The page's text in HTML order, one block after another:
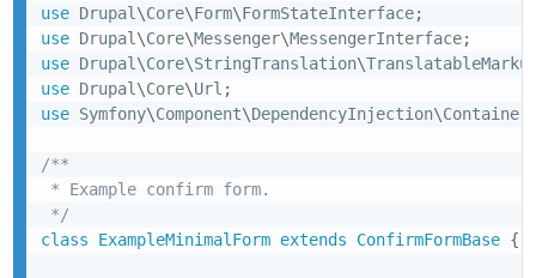
use Drupal \Core\Form\FormStateInterface;
use Drupal \Core\Messenger\MessengerInterface;
use Drupal \Core\StringTranslation\
use Drupal \Core\Url ;
use Symfony\Component\DependencyInjection\
/**
* Example confirm form.
*/
class
ExampleMinimalForm extends ConfirmFormBase {